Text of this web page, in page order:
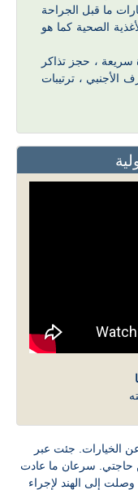
ما قبل الجراحة
الصحية كما هو
سريعة ، حجز تذاكر
الأجنبي ، ترتيبات
الخيارات. جئت عبر
عن حاجتي. سرعان ما عادت
إلى الهند لإجراء